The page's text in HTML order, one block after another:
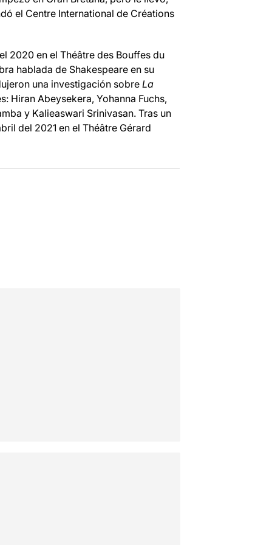
el Centre International de Créations
2020 en el Théâtre des Bouffes du
hablada de Shakespeare en su
una investigación sobre La
Hiran Abeysekera, Yohanna Fuchs,
y Kalieaswari Srinivasan. Tras un
del 2021 en el Théâtre Gérard